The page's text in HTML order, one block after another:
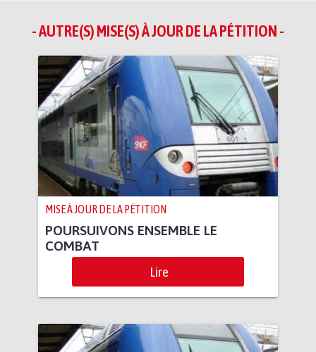
- AUTRE(S) MISE(S) À JOUR DE LA PÉTITION -
MISE À JOUR DE LA PÉTITION
POURSUIVONS ENSEMBLE LE
COMBAT
Lire